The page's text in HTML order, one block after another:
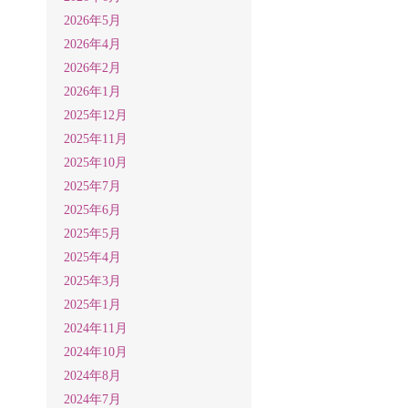
2026年5月
2026年4月
2026年2月
2026年1月
2025年12月
2025年11月
2025年10月
2025年7月
2025年6月
2025年5月
2025年4月
2025年3月
2025年1月
2024年11月
2024年10月
2024年8月
2024年7月